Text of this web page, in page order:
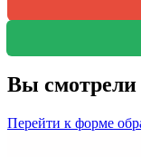
Вы смотрели
Перейти к форме